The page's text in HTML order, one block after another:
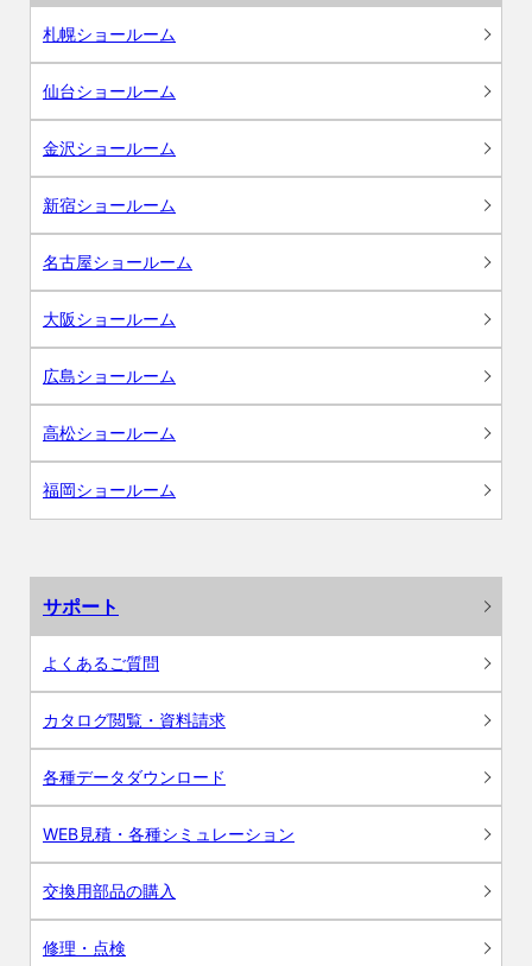
札幌ショールーム
仙台ショールーム
金沢ショールーム
新宿ショールーム
名古屋ショールーム
大阪ショールーム
広島ショールーム
高松ショールーム
福岡ショールーム
サポート
よくあるご質問
カタログ閲覧・資料請求
各種データダウンロード
WEB見積・各種シミュレーション
交換用部品の購入
修理・点検